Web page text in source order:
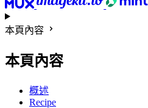
本頁內容
本頁內容
概述
Recipe